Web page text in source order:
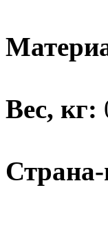
Вес, кг:
Страна-